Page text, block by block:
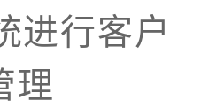
进行客户
理